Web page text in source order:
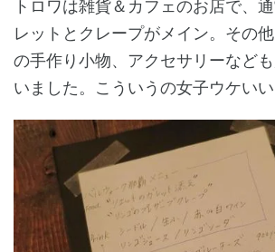
トロワは雑貨＆カフェのお店で、
レットとクレープがメイン。その
の手作り小物、アクセサリーなど
いました。こういうの女子ウケいい